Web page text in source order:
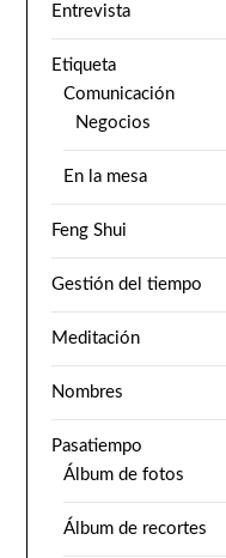
Entrevista
Etiqueta
Comunicación
Negocios
En la mesa
Feng Shui
Gestión del tiempo
Meditación
Nombres
Pasatiempo
Álbum de fotos
Álbum de recortes